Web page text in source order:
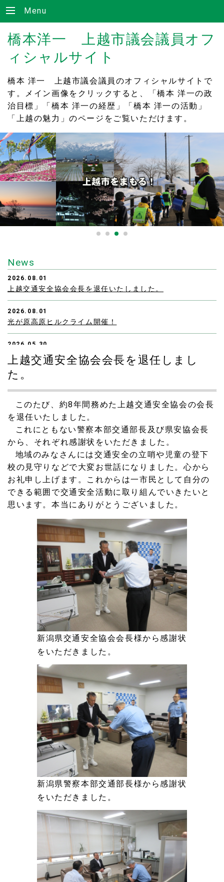
Menu
橋本洋一 上越市議会議員オフ
ィシャルサイト
橋本 洋一 上越市議会議員のオフィシャルサイトで
す。メイン画像をクリックすると、「橋本 洋一の政
治目標」「橋本 洋一の経歴」「橋本 洋一の活動」
「上越の魅力」のページをご覧いただけます。
News
2026.08.01
上越交通安全協会会長を退任いたしました。
2026.08.01
光が原高原ヒルクライム開催！
2026.05.30
国内女子ソフトボールの最高峰リーグが上越市高田城址公
園野球場で開催され、大会役員として参加しました。
2026.05.28
地域のみなさんと地元の中学生が植えはじめた芝桜と春祭
2026.05.28
上越市立板倉小学校の運動会に来賓として参加しました。
2026.05.28
２０２５年の活動報告をアップしました。
2025.11.25
上越市板倉区敬老のつどいに来賓として出席しました。
2025.11.25
上越市筒方（どうがた）新そばまつりに行ってきました。
2025.11.11
上越魚沼地域振興快速道路（上沼道：じょうぬまどう）建
設の現地見学会に参加しました。
「主要地方道（県道）新井柿崎線整備促進議員連盟」で新
潟県庁で整備要望を実施
2025.01.18
板倉新成人の集いにお招きいただきました。
2024.11.07
二本木の鉄道まつりに行ってみました！
2024.10.13
上越市防災訓練に参加しました。
2024.08.18
上越市の中山間地 北の山でソバの種まき
2024.08.18
県道河川砂防整備要望に出席
2024.08.04
高田民謡流しに参加しました。（肖像の許可の関係で遅く
2024.07.27
直江津大花火大会
上越交通安全協会会長を退任しまし
た。
このたび、約8年間務めた上越交通安全協会の会長
を退任いたしました。
これにともない警察本部交通部長及び県安協会長
から、それぞれ感謝状をいただきました。
地域のみなさんには交通安全の立哨や児童の登下
校の見守りなどで大変お世話になりました。心から
お礼申し上げます。これからは一市民として自分の
できる範囲で交通安全活動に取り組んでいきたいと
思います。本当にありがとうございました。
新潟県交通安全協会会長様から感謝状
をいただきました。
新潟県警察本部交通部長様から感謝状
をいただきました。